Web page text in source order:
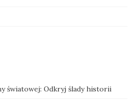
światowej: Odkryj ślady historii